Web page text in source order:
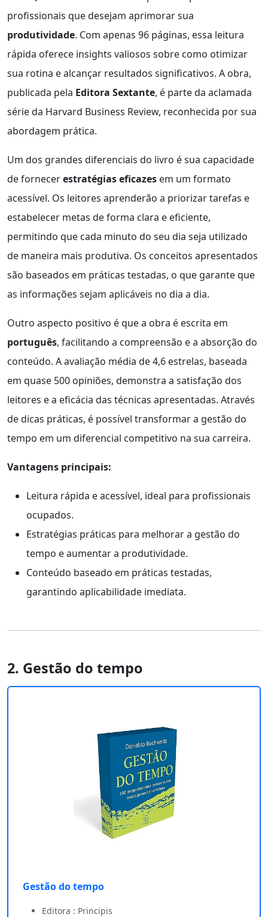
profissionais que desejam aprimorar sua
produtividade. Com apenas 96 páginas, essa leitura
rápida oferece insights valiosos sobre como otimizar
sua rotina e alcançar resultados significativos. A obra,
publicada pela Editora Sextante, é parte da aclamada
série da Harvard Business Review, reconhecida por sua
abordagem prática.
Um dos grandes diferenciais do livro é sua capacidade
de fornecerestratégias eficazes em um formato
acessível. Os leitores aprenderão a priorizar tarefas e
estabelecer metas de forma clara e eficiente,
permitindo que cada minuto do seu dia seja utilizado
de maneira mais produtiva. Os conceitos apresentados
são baseados em práticas testadas, o que garante que
as informações sejam aplicáveis no dia a dia.
Outro aspecto positivo é que a obra é escrita em
português, facilitando a compreensão e a absorção do
conteúdo. A avaliação média de 4,6 estrelas, baseada
em quase 500 opiniões, demonstra a satisfação dos
leitores e a eficácia das técnicas apresentadas. Através
de dicas práticas, é possível transformar a gestão do
tempo em um diferencial competitivo na sua carreira.
Vantagens principais:
Leitura rápida e acessível, ideal para profissionais
ocupados.
Estratégias práticas para melhorar a gestão do
tempo e aumentar a produtividade.
Conteúdo baseado em práticas testadas,
garantindo aplicabilidade imediata.
2. Gestão do tempo
Gestão do tempo
Editora : Principis